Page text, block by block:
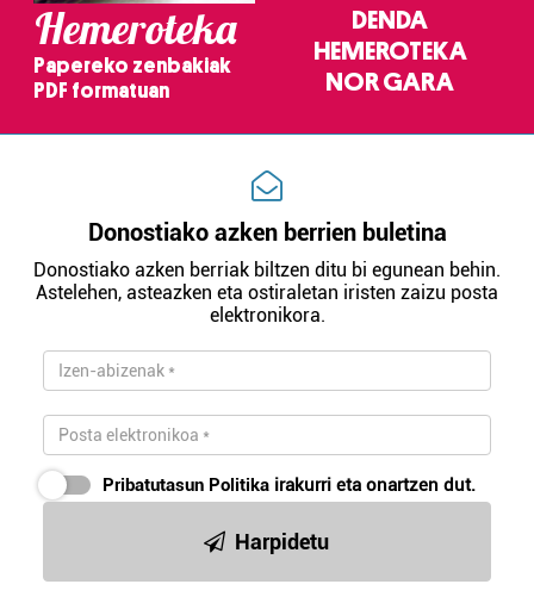
Hemeroteka
Papereko zenbakiak
PDF formatuan
DENDA
HEMEROTEKA
NOR GARA
Donostiako azken berrien buletina
Donostiako azken berriak biltzen ditu bi egunean behin.
Astelehen, asteazken eta ostiraletan iristen zaizu posta
elektronikora.
Pribatutasun Politika irakurri eta onartzen dut.
Harpidetu